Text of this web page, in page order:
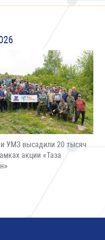
УМЗ высадили 20 тысяч
акции «Таза